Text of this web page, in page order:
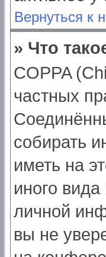
Вернуться к
» Что
COPPA
частных
собирать
иметь на
иного
личной
вы не